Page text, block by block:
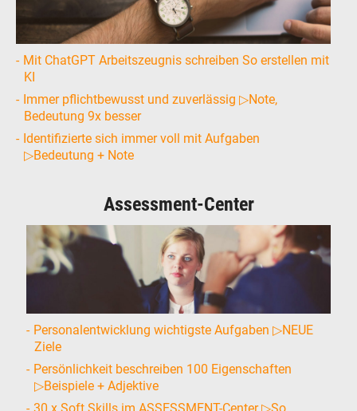
Mit ChatGPT Arbeitszeugnis schreiben So erstellen mit
KI
Immer pflichtbewusst und zuverlässig ▷Note,
Bedeutung 9x besser
Identifizierte sich immer voll mit Aufgaben
▷Bedeutung + Note
Assessment-Center
Personalentwicklung wichtigste Aufgaben ▷NEUE
Ziele
Persönlichkeit beschreiben 100 Eigenschaften
▷Beispiele + Adjektive